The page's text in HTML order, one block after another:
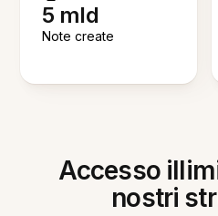
5 mld
Note create
Accesso
nostri